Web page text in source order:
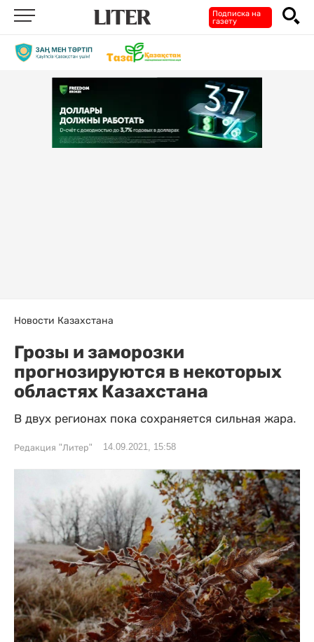
Подписка на
газету
Новости Казахстана
Грозы и заморозки
прогнозируются в некоторых
областях Казахстана
В двух регионах пока сохраняется сильная жара.
Редакция "Литер" 14.09.2021, 15:58